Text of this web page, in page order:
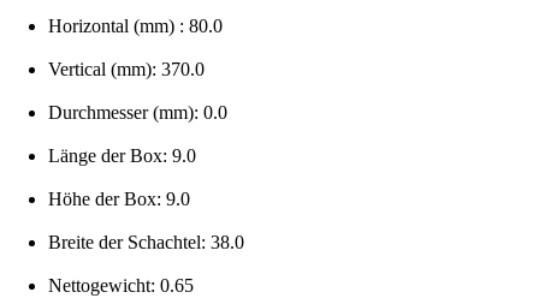
Horizontal (mm) : 80.0
Vertical (mm): 370.0
Durchmesser (mm): 0.0
Länge der Box: 9.0
Höhe der Box: 9.0
Breite der Schachtel: 38.0
Nettogewicht: 0.65